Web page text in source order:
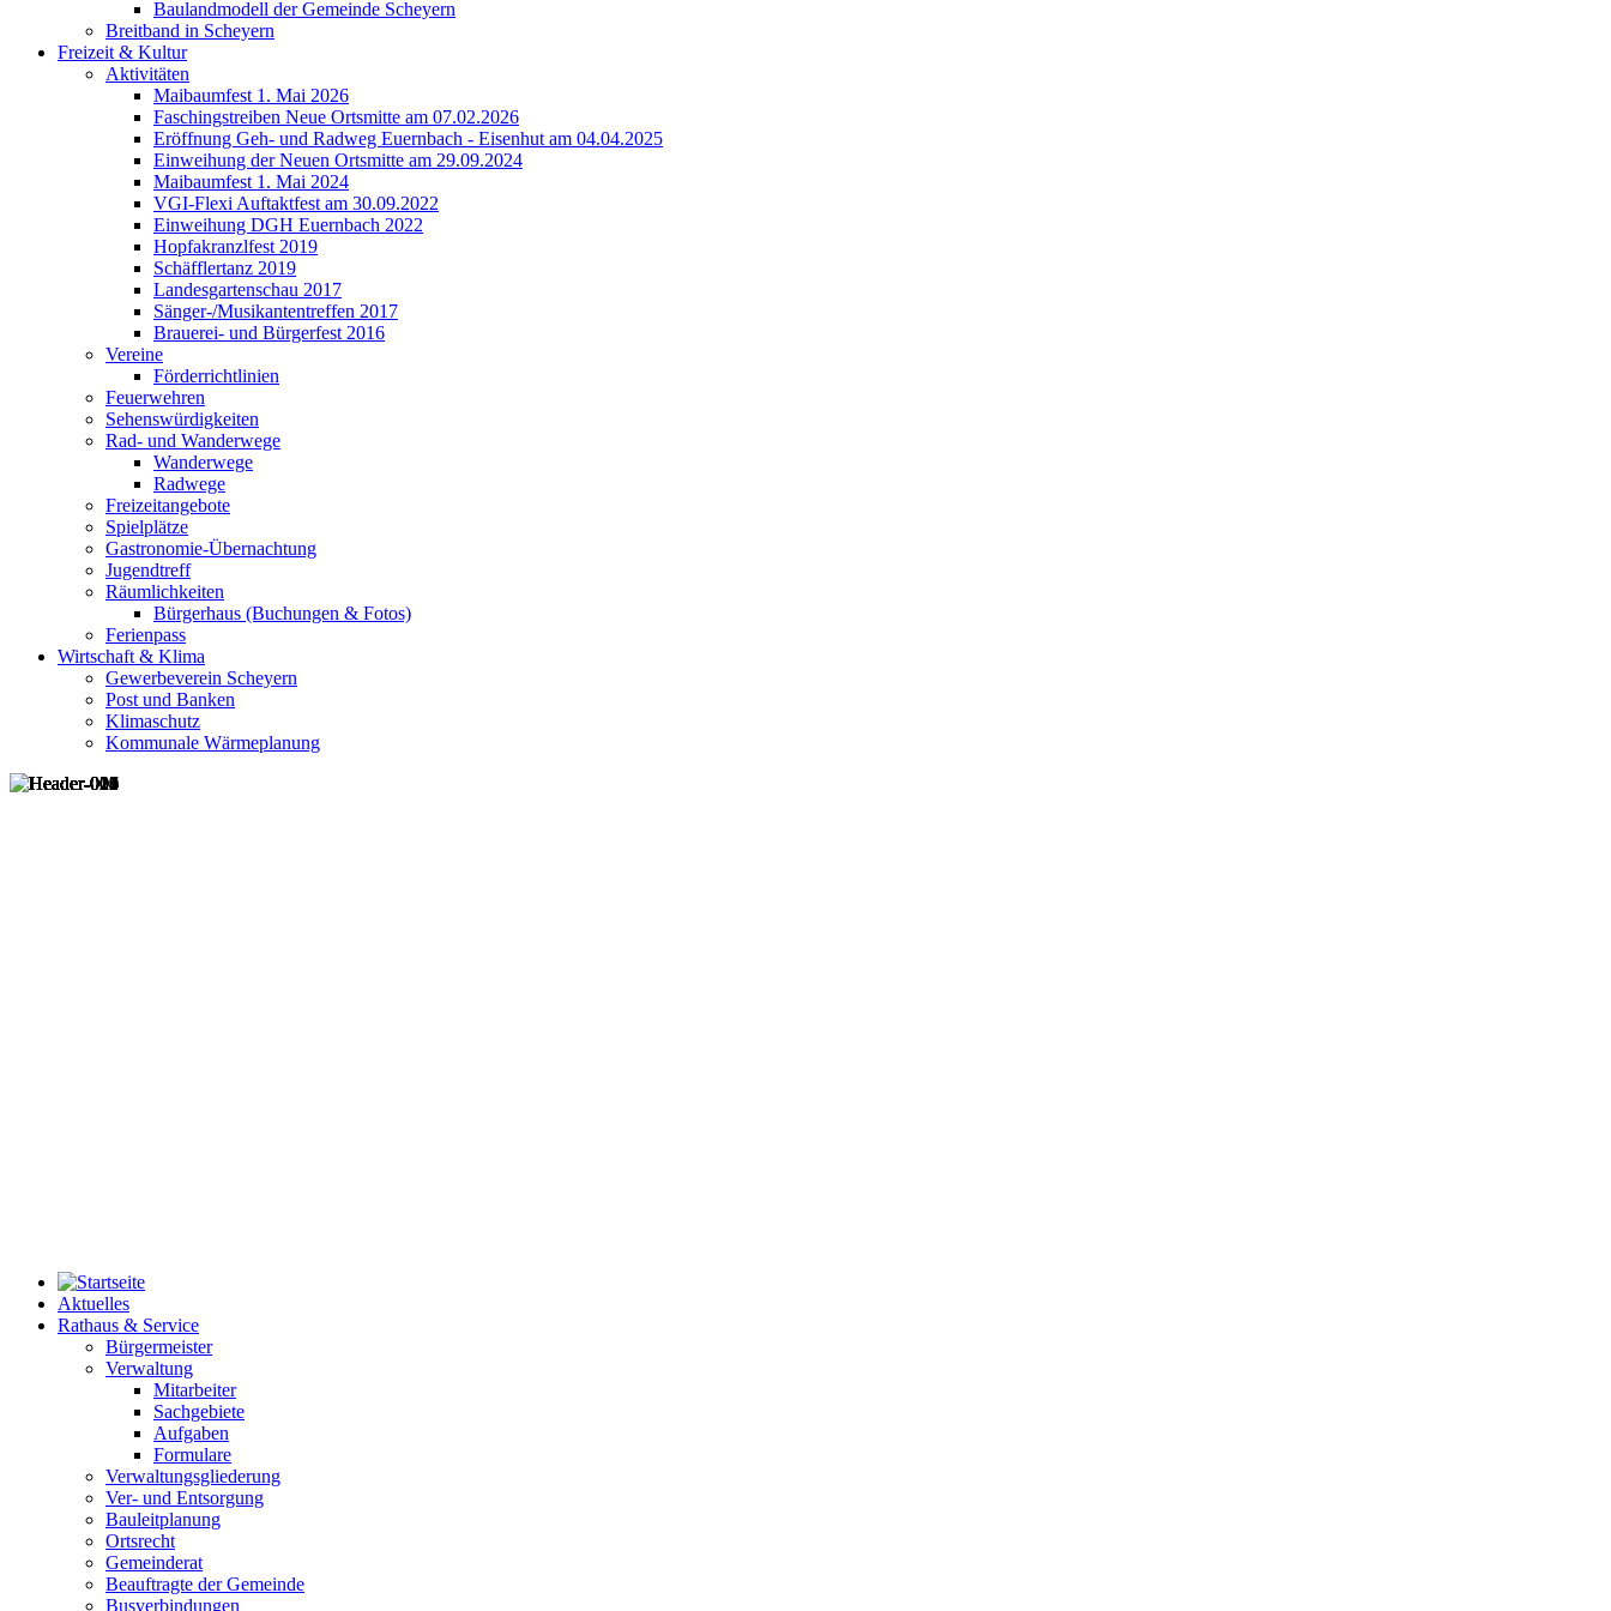
Baulandmodell der Gemeinde Scheyern
Breitband in Scheyern
Freizeit & Kultur
Aktivitäten
Maibaumfest 1. Mai 2026
Faschingstreiben Neue Ortsmitte am 07.02.2026
Eröffnung Geh- und Radweg Euernbach - Eisenhut am 04.04.2025
Einweihung der Neuen Ortsmitte am 29.09.2024
Maibaumfest 1. Mai 2024
VGI-Flexi Auftaktfest am 30.09.2022
Einweihung DGH Euernbach 2022
Hopfakranzlfest 2019
Schäfflertanz 2019
Landesgartenschau 2017
Sänger-/Musikantentreffen 2017
Brauerei- und Bürgerfest 2016
Vereine
Förderrichtlinien
Feuerwehren
Sehenswürdigkeiten
Rad- und Wanderwege
Wanderwege
Radwege
Freizeitangebote
Spielplätze
Gastronomie-Übernachtung
Jugendtreff
Räumlichkeiten
Bürgerhaus (Buchungen & Fotos)
Ferienpass
Wirtschaft & Klima
Gewerbeverein Scheyern
Post und Banken
Klimaschutz
Kommunale Wärmeplanung
Aktuelles
Rathaus & Service
Bürgermeister
Verwaltung
Mitarbeiter
Sachgebiete
Aufgaben
Formulare
Verwaltungsgliederung
Ver- und Entsorgung
Bauleitplanung
Ortsrecht
Gemeinderat
Beauftragte der Gemeinde
Busverbindungen